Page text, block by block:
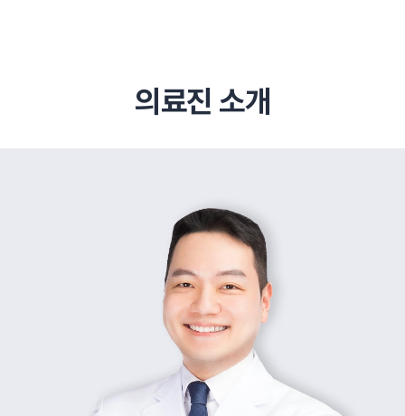
#초음파약침 #척추압박골절
의료진 소개